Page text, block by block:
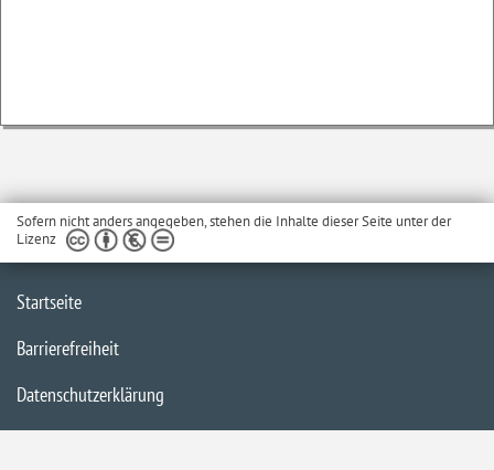
Sofern nicht anders angegeben, stehen die Inhalte dieser Seite unter der
Lizenz
Startseite
Barrierefreiheit
Datenschutzerklärung